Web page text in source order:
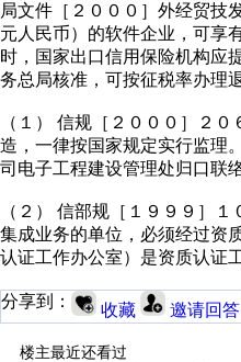
局文件［２０００］外经贸技
元人民币）的软件企业，可享
时，国家出口信用保险机构应
务总局核准，可按征税率办理
（１） 信规［２０００］２
造，一律按国家规定实行监理
司电子工程建设管理处归口联络
（２） 信部规［１９９９］
集成业务的单位，必须经过资
认证工作办公室）是资质认证
分享到： 收藏 邀请回答
楼主最近还看过